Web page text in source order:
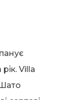
Villa